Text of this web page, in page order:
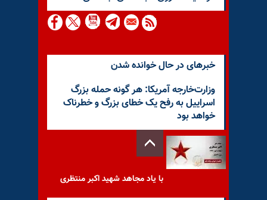
خبرهای در حال خوانده شدن
وزارت‌خارجه آمریکا: هر گونه حمله بزرگ
اسراییل به رفح یک خطای بزرگ و خطرناک
خواهد بود
با یاد مجاهد شهید اکبر منتظری